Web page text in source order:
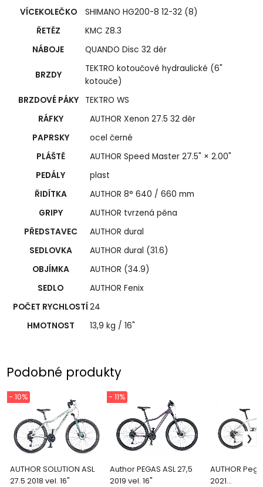
VÍCEKOLEČKO
SHIMANO HG200-8 12-32 (8)
ŘETĚZ
KMC Z8.3
NÁBOJE
QUANDO Disc 32 děr
BRZDY
TEKTRO kotoučové hydraulické (6"
kotouče)
BRZDOVÉ PÁKY
TEKTRO WS
RÁFKY
AUTHOR Xenon 27.5 32 děr
PAPRSKY
ocel černé
PLÁŠTĚ
AUTHOR Speed Master 27.5" × 2.00"
PEDÁLY
plast
ŘIDÍTKA
AUTHOR 8° 640 / 660 mm
GRIPY
AUTHOR tvrzená pěna
PŘEDSTAVEC
AUTHOR dural
SEDLOVKA
AUTHOR dural (31.6)
OBJÍMKA
AUTHOR (34.9)
SEDLO
AUTHOR Fenix
POČET RYCHLOSTÍ 24
HMOTNOST
13,9 kg / 16"
Podobné produkty
AUTHOR SOLUTION ASL
27.5 2018 vel. 16"
- 10%
Author PEGAS ASL 27,5
2019 vel. 16"
- 11%
AUTHOR
2021